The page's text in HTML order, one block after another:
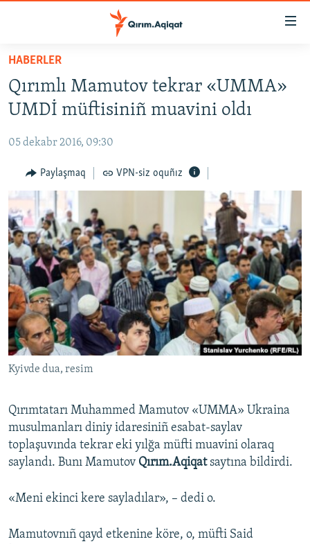
Esas
qaytmaq
Baş
qaytmaq
qaytmaq
HABERLER
SİYASET
CEMİYET
MEDENİYET
İNSAN AQLARI
VİDEO
SÜRET
BLOGLAR
FİKİR
Русский
Українською
RFE/RS bütün saytları
HABERLER
Qırımlı Mamutov tekrar «UMMA»
UMDİ müftisiniñ muavini oldı
05 dekabr 2016, 09:30
Paylaşmaq VPN-siz oquñız
Kyivde dua, resim
Qırımtatarı Muhammed Mamutov «UMMA» Ukraina
musulmanları diniy idaresiniñ esabat-saylav
toplaşuvında tekrar eki yılğa müfti muavini olaraq
saylandı. Bunı Mamutov Qırım.Aqiqatsaytına bildirdi.
«Meni ekinci kere sayladılar», – dedi o.
Mamutovnıñ qayd etkenine köre, o, müfti Said